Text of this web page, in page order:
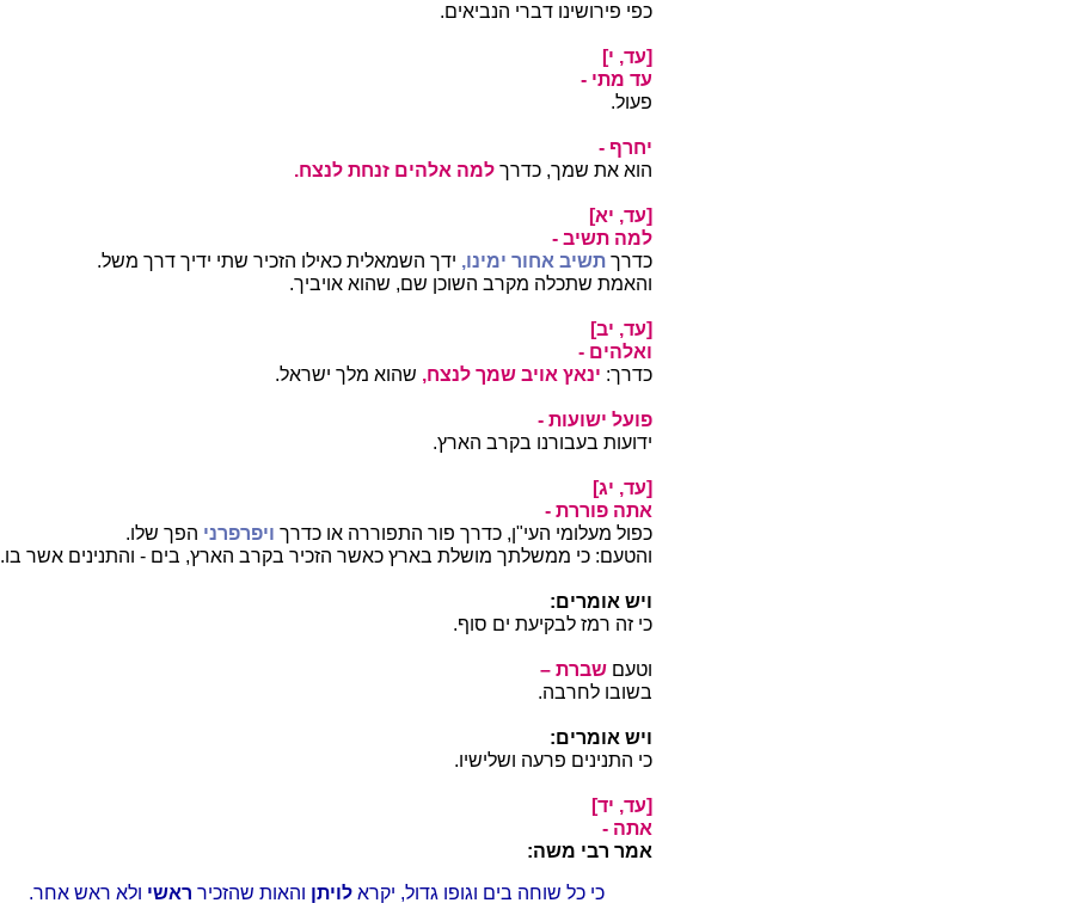
כפי פירושינו דברי הנביאים.
[עד, י]
עד מתי -
פעול.
יחרף -
הוא את שמך, כדרך למה אלהים זנחת לנצח.
[עד, יא]
למה תשיב -
כדרך תשיב אחור ימינו, ידך השמאלית כאילו הזכיר שתי ידיך דרך משל.
והאמת שתכלה מקרב השוכן שם, שהוא אויביך.
[עד, יב]
ואלהים -
כדרך: ינאץ אויב שמך לנצח, שהוא מלך ישראל.
פועל ישועות -
ידועות בעבורנו בקרב הארץ.
[עד, יג]
אתה פוררת -
כפול מעלומי העי"ן, כדרך פור התפוררה או כדרך ויפרפרני הפך שלו.
והטעם: כי ממשלתך מושלת בארץ כאשר הזכיר בקרב הארץ, בים - והתנינים אשר בו.
ויש אומרים:
כי זה רמז לבקיעת ים סוף.
וטעם שברת –
בשובו לחרבה.
ויש אומרים:
כי התנינים פרעה ושלישיו.
[עד, יד]
אתה -
אמר רבי משה:
כי כל שוחה בים וגופו גדול, יקרא לויתן והאות שהזכיר ראשי ולא ראש אחר.